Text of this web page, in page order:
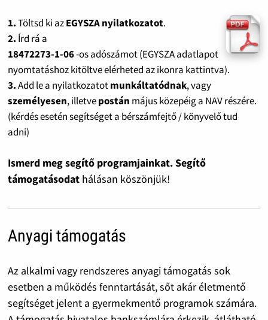
1.Töltsd ki azEGYSZA nyilatkozatot.
2. Írd rá a
18472273-1-06-os adószámot (EGYSZA adatlapot
nyomtatáshoz kitöltve elérheted az ikonra kattintva).
3.Add le a nyilatkozatotmunkáltatódnak, vagy
személyesen, illetvepostán május közepéig a NAV részére.
(kérdés esetén segítséget a bérszámfejtő / könyvelő tud
adni)
Ismerd meg segítő programjainkat. Segítő
támogatásodat hálásan köszönjük!
Anyagi támogatás
Az alkalmi vagy rendszeres anyagi támogatás sok
esetben a működés fenntartását, sőt akár életmentő
segítséget jelent a gyermekmentő programok számára.